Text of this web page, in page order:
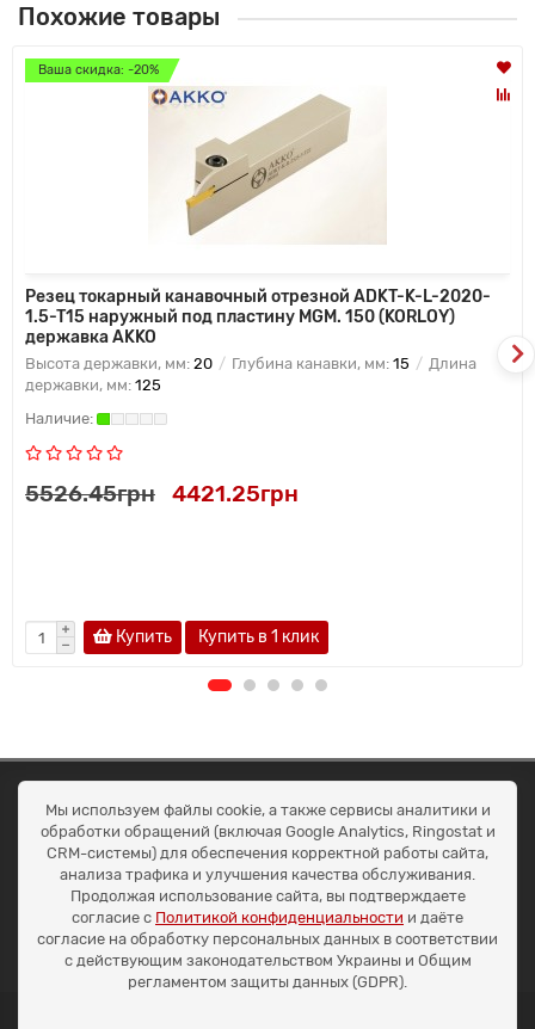
Похожие товары
Ваша скидка: -20%
Резец токарный канавочный отрезной ADKT-K-L-2020-
1.5-T15 наружный под пластину MGM. 150 (KORLOY)
державка AKKO
Высота державки, мм: 20 Глубина канавки, мм: 15
Длина
державки, мм: 125
5526.45грн 4421.25грн
Купить Купить в 1 клик
ОКЕАН ТРЕЙД
Договір публичної оферти
Доставка та оплата
Наші контакти
Умови повернення
+38 (099) 452-20-02
+38 (098) 492-20-02
office@ocean.biz.ua
Мы используем файлы cookie, а также сервисы аналитики и
обработки обращений (включая Google Analytics, Ringostat и
CRM-системы) для обеспечения корректной работы сайта,
анализа трафика и улучшения качества обслуживания.
Продолжая использование сайта, вы подтверждаете
согласие с Политикой конфиденциальности и даёте
согласие на обработку персональных данных в соответствии
с действующим законодательством Украины и Общим
регламентом защиты данных (GDPR).